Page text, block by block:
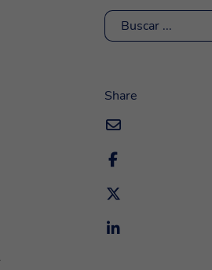
Buscar
Share